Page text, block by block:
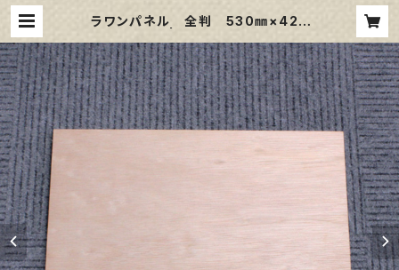
ラワンパネル 全判 530㎜×420